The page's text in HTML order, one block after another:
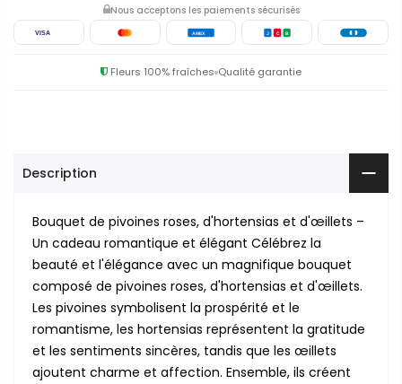
Nous acceptons les paiements sécurisés
VISA AMEX J C B
Fleurs 100% fraîches Qualité garantie
Description
Bouquet de pivoines roses, d'hortensias et d'œillets –
Un cadeau romantique et élégant Célébrez la
beauté et l'élégance avec un magnifique bouquet
composé de pivoines roses, d'hortensias et d'œillets.
Les pivoines symbolisent la prospérité et le
romantisme, les hortensias représentent la gratitude
et les sentiments sincères, tandis que les œillets
ajoutent charme et affection. Ensemble, ils créent